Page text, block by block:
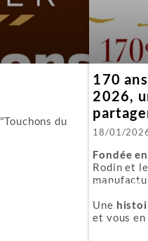
rechange.
démoniaque (Onigatana)
du
170
2026,
18/01/
Fondée
Rodin et
Une
et vous